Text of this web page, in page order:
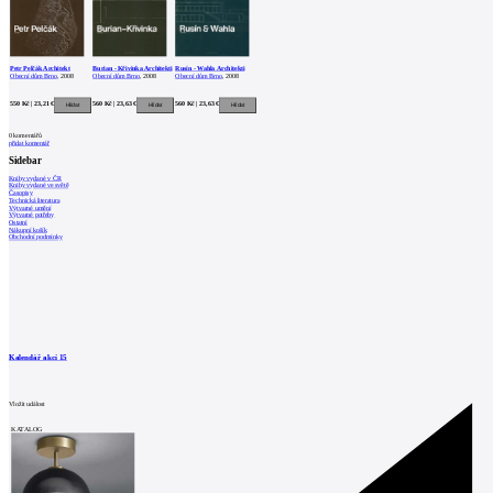
Petr Pelčák Architekt
Obecní dům Brno, 2008
550 Kč | 23,21 €
Burian - Křivinka Architekti
Obecní dům Brno, 2008
560 Kč | 23,63 €
Rusín - Wahla Architekti
Obecní dům Brno, 2008
560 Kč | 23,63 €
0komentářů
přidat komentář
Sidebar
Knihy vydané v ČR
Knihy vydané ve světě
Časopisy
Technická literatura
Výtvarné umění
Výtvarné potřeby
Ostatní
Nákupní košík
Obchodní podmínky
Kalendář akcí 15
Vložit událost
KATALOG